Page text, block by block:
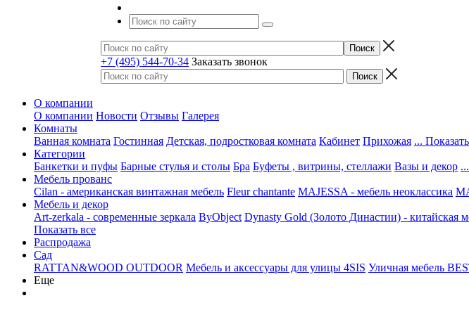
+7 (495) 544-70-34 Заказать звонок
О компании
О компании Новости Отзывы Галерея
Комнаты
Ванная комната Гостинная Детская, подростковая комната Кабинет Прихожая ...
Категории
Банкетки и пуфы Барные стулья и столы Бра Буфеты , витрины, стеллажи Вазы и декор
Мебель прованс
Cilan - американская винтажная мебель Fleur chantante MAJESSA - мебель неоклассика
Мебель и декор
Art-zerkala - современные зеркала ByObject Dynasty Gold (Золото Династии) - китайская
Показать все
Распродажа
Сад
RATTAN&WOOD OUTDOOR Мебель и аксессуары для улицы 4SIS Уличная мебель
Еще